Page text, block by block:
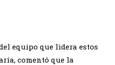
equipo que lidera estos
comentó que la